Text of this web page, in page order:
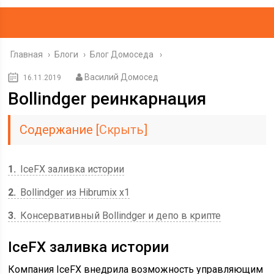
Главная › Блоги › Блог Домоседа
16.11.2019 Василий Домосед
Bollindger реинкарнация
Содержание [Скрыть]
1
IceFX заливка истории
2
Bollindger из Hibrumix x1
3
Консервативный Bollindger и депо в крипте
IceFX заливка истории
Компания IceFX внедрила возможность управляющим